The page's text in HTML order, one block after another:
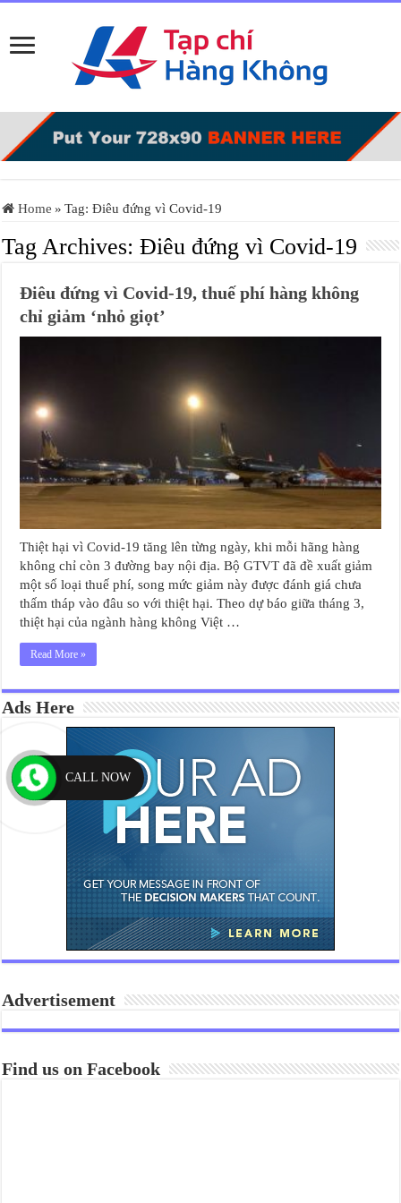
Home » Tag:Điêu đứng vì Covid-19
Tag Archives:Điêu đứng vì Covid-19
Điêu đứng vì Covid-19, thuế phí hàng không
chỉ giảm ‘nhỏ giọt’
Thiệt hại vì Covid-19 tăng lên từng ngày, khi mỗi hãng hàng
không chỉ còn 3 đường bay nội địa. Bộ GTVT đã đề xuất giảm
một số loại thuế phí, song mức giảm này được đánh giá chưa
thấm tháp vào đâu so với thiệt hại. Theo dự báo giữa tháng 3,
thiệt hại của ngành hàng không Việt …
Read More »
Ads Here
Advertisement
Find us on Facebook
CALL NOW